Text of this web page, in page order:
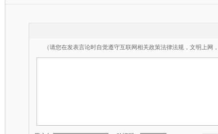
（请您在发表言论时自觉遵守互联网相关政策法律法规，文明上网